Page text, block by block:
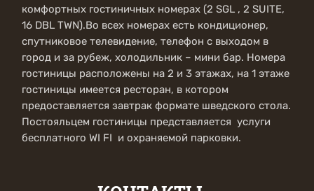
комфортных гостиничных номерах (2 SGL , 2 SUITE,
16 DBL TWN).Во всех номерах есть кондиционер,
спутниковое телевидение, телефон с выходом в
город и за рубеж, холодильник – мини бар. Номера
гостиницы расположены на 2 и 3 этажах, на 1 этаже
гостиницы имеется ресторан, в котором
предоставляется завтрак формате шведского стола.
Постояльцем гостиницы представляется услуги
бесплатного WI FI и охраняемой парковки.